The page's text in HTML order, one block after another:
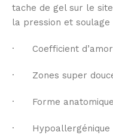
tache de gel sur le
la pression et soulage
· Coefficient
· Zones super
· Forme
· Hypoallergénique